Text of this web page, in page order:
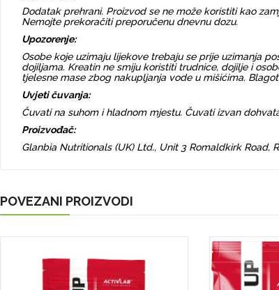
Dodatak prehrani. Proizvod se ne može koristiti kao
Nemojte prekoračiti preporučenu dnevnu dozu.
Upozorenje:
Osobe koje uzimaju lijekove trebaju se prije uzimanja
dojiljama. Kreatin ne smiju koristiti trudnice, dojilje i
tjelesne mase zbog nakupljanja vode u mišićima.
Uvjeti čuvanja:
Čuvati na suhom i hladnom mjestu. Čuvati izvan
Proizvođač:
Glanbia Nutritionals (UK) Ltd., Unit 3 Romaldkirk Road,
POVEZANI PROIZVODI